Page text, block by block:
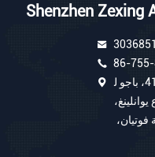
Shenzhen Zexing
86-
رقم 27، 1/ف، المبنى 41، باجو ل
2، شارع يوانلينغ،